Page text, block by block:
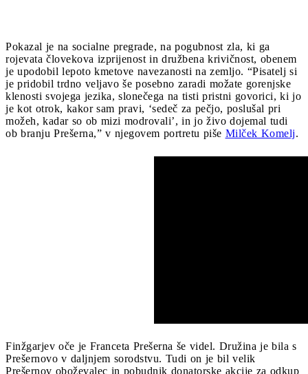
Pokazal je na socialne pregrade, na pogubnost zla, ki ga
rojevata človekova izprijenost in družbena krivičnost, obenem
je upodobil lepoto kmetove navezanosti na zemljo. “Pisatelj si
je pridobil trdno veljavo še posebno zaradi možate gorenjske
klenosti svojega jezika, slonečega na tisti pristni govorici, ki jo
je kot otrok, kakor sam pravi, ‘sedeč za pečjo, poslušal pri
možeh, kadar so ob mizi modrovali’, in jo živo dojemal tudi
ob branju Prešerna,” v njegovem portretu piše Milček Komelj.
Finžgarjev oče je Franceta Prešerna še videl. Družina je bila s
Prešernovo v daljnjem sorodstvu. Tudi on je bil velik
Prešernov oboževalec in pobudnik donatorske akcije za odkup